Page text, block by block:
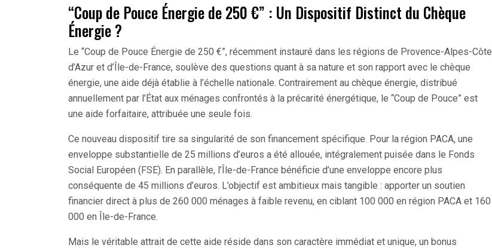
“Coup de Pouce Énergie de 250 €” : Un Dispositif Distinct du Chèque
Énergie ?
Le “Coup de Pouce Énergie de 250 €”, récemment instauré dans les régions de Provence-Alpes-Côte
d’Azur et d’Île-de-France, soulève des questions quant à sa nature et son rapport avec le chèque
énergie, une aide déjà établie à l’échelle nationale. Contrairement au chèque énergie, distribué
annuellement par l’État aux ménages confrontés à la précarité énergétique, le “Coup de Pouce” est
une aide forfaitaire, attribuée une seule fois.
Ce nouveau dispositif tire sa singularité de son financement spécifique. Pour la région PACA, une
enveloppe substantielle de 25 millions d’euros a été allouée, intégralement puisée dans le Fonds
Social Européen (FSE). En parallèle, l’Île-de-France bénéficie d’une enveloppe encore plus
conséquente de 45 millions d’euros. L’objectif est ambitieux mais tangible : apporter un soutien
financier direct à plus de 260 000 ménages à faible revenu, en ciblant 100 000 en région PACA et 160
000 en Île-de-France.
Mais le véritable attrait de cette aide réside dans son caractère immédiat et unique, un bonus